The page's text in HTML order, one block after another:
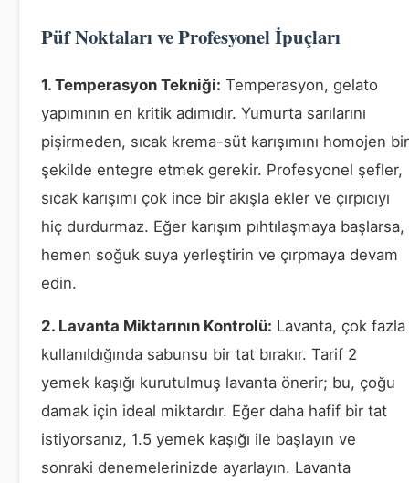
Püf Noktaları ve Profesyonel İpuçları
1. Temperasyon Tekniği: Temperasyon, gelato
yapımının en kritik adımıdır. Yumurta sarılarını
pişirmeden, sıcak krema-süt karışımını homojen bir
şekilde entegre etmek gerekir. Profesyonel şefler,
sıcak karışımı çok ince bir akışla ekler ve çırpıcıyı
hiç durdurmaz. Eğer karışım pıhtılaşmaya başlarsa,
hemen soğuk suya yerleştirin ve çırpmaya devam
edin.
2. Lavanta Miktarının Kontrolü: Lavanta, çok fazla
kullanıldığında sabunsu bir tat bırakır. Tarif 2
yemek kaşığı kurutulmuş lavanta önerir; bu, çoğu
damak için ideal miktardır. Eğer daha hafif bir tat
istiyorsanız, 1.5 yemek kaşığı ile başlayın ve
sonraki denemelerinizde ayarlayın. Lavanta